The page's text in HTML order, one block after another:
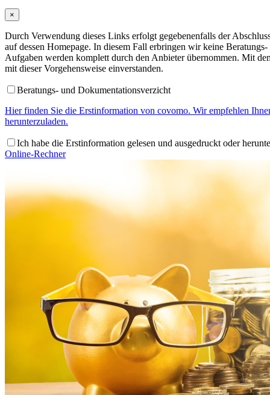
×
Durch Verwendung dieses Links erfolgt gegebenenfalls der
auf dessen Homepage. In diesem Fall erbringen wir keine
Aufgaben werden komplett durch den Anbieter übernommen. Mit
mit dieser Vorgehensweise einverstanden.
Beratungs- und Dokumentationsverzicht
Hier finden Sie die Erstinformation von covomo. Wir empfehlen
herunterzuladen.
Ich habe die Erstinformation gelesen und ausgedruckt oder
Online-Rechner